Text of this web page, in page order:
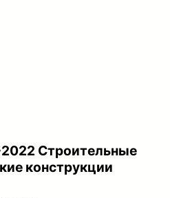
Строительные
конструкции